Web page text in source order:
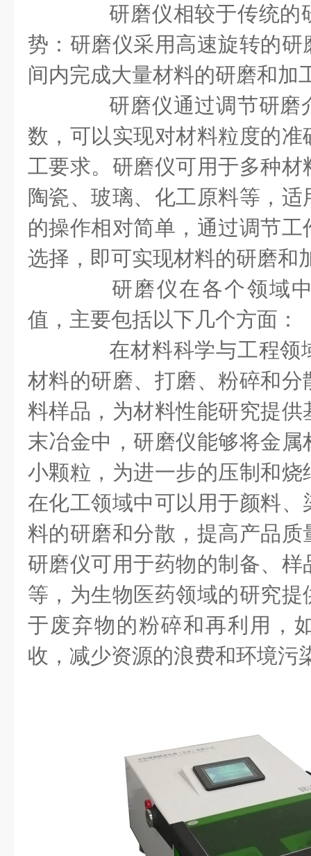
研磨仪相较于传统的
势：研磨仪采用高速旋转的
间内完成大量材料的研磨和加
研磨仪通过调节研磨
数，可以实现对材料粒度的
工要求。研磨仪可用于多种
陶瓷、玻璃、化工原料等，
的操作相对简单，通过调节
选择，即可实现材料的研磨和
研磨仪在各个领域中
值，主要包括以下几个方面：
在材料科学与工程领
材料的研磨、打磨、粉碎和
料样品，为材料性能研究提
末冶金中，研磨仪能够将金
小颗粒，为进一步的压制和
在化工领域中可以用于颜料
料的研磨和分散，提高产品
研磨仪可用于药物的制备、
等，为生物医药领域的研究
于废弃物的粉碎和再利用，
收，减少资源的浪费和环境污